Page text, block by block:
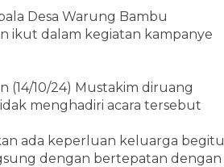
Desa Warung Bambu
ikut dalam kegiatan kampanye
(14/10/24) Mustakim diruang
menghadiri acara tersebut
ada keperluan keluarga begitu
dengan bertepatan dengan